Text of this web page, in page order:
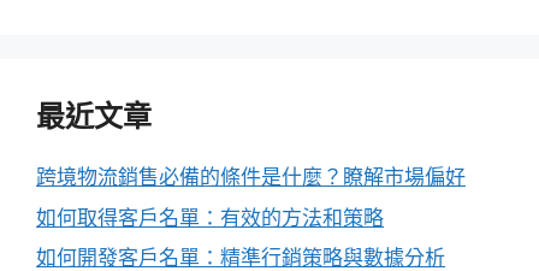
最近文章
跨境物流銷售必備的條件是什麼？瞭解市場偏好
如何取得客戶名單：有效的方法和策略
如何開發客戶名單：精準行銷策略與數據分析